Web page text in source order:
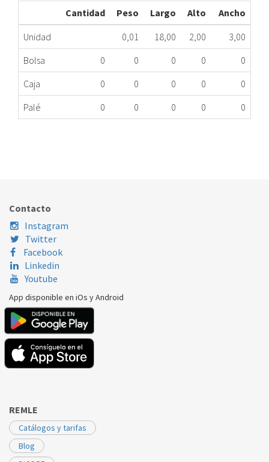
Cantidad Peso Largo Alto
Ancho
Unidad
0,01 18,00 2,00
3,00
Bolsa
0 0 0 0
0
Caja
0 0 0 0
0
Palé
0 0 0 0 0
BALAY
BALAY
BALAY
BOSCH
BOSCH
BOSCH
BOSCH
Contacto
Instagram
Twitter
Facebook
Linkedin
Youtube
App disponible en iOs y Android
REMLE
Catálogos y tarifas
Blog